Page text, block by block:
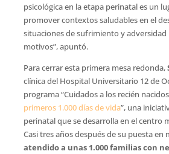
psicológica en la etapa perinatal es un
promover contextos saludables en el
situaciones de sufrimiento y
motivos”, apuntó.
Para cerrar esta primera mesa redonda,
clínica del Hospital Universitario 12 de
programa “Cuidados a los recién
primeros 1.000 días de vida”, una
perinatal que se desarrolla en el centro
Casi tres años después de su puesta en
atendido a unas 1.000 familias con